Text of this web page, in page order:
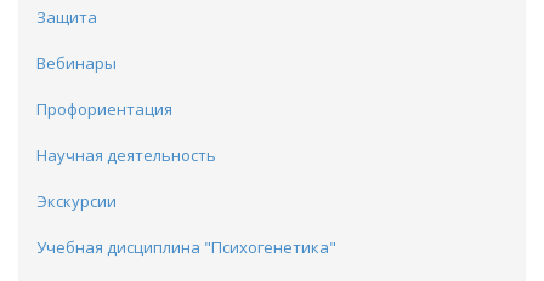
Защита
Вебинары
Профориентация
Научная деятельность
Экскурсии
Учебная дисциплина "Психогенетика"